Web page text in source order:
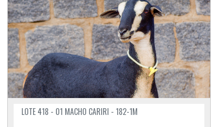
LOTE 418 - 01 MACHO CARIRI - 182-1M